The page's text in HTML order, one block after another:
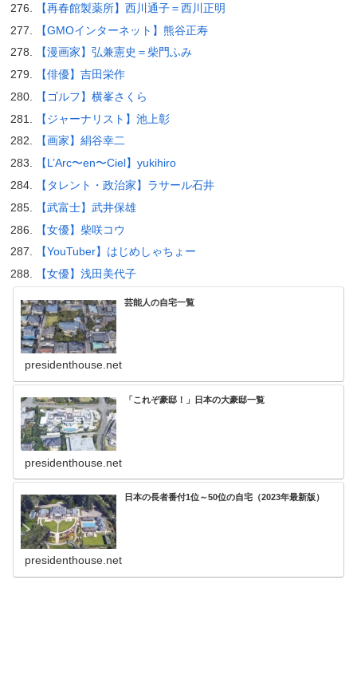
【再春館製薬所】西川通子＝西川正明
【GMOインターネット】熊谷正寿
【漫画家】弘兼憲史＝柴門ふみ
【俳優】吉田栄作
【ゴルフ】横峯さくら
【ジャーナリスト】池上彰
【画家】絹谷幸二
【L’Arc〜en〜Ciel】yukihiro
【タレント・政治家】ラサール石井
【武富士】武井保雄
【女優】柴咲コウ
【YouTuber】はじめしゃちょー
【女優】浅田美代子
芸能人の自宅一覧
presidenthouse.net
「これぞ豪邸！」日本の大豪邸一覧
presidenthouse.net
日本の長者番付1位～50位の自宅（2023年最新版）
presidenthouse.net